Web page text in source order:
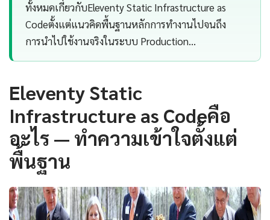
ทั้งหมดเกี่ยวกับEleventy Static Infrastructure as
Codeตั้งแต่แนวคิดพื้นฐานหลักการทำงานไปจนถึง
การนำไปใช้งานจริงในระบบ Production…
Eleventy Static
Infrastructure as Codeคือ
อะไร — ทำความเข้าใจตั้งแต่
พื้นฐาน